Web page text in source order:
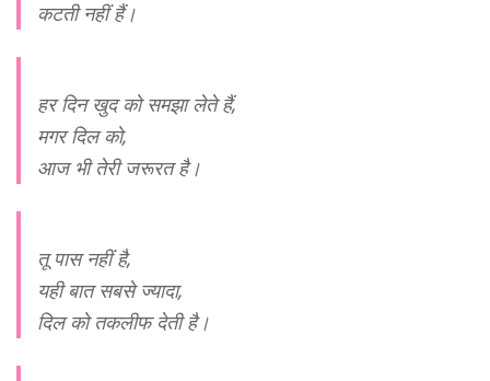
कटती नहीं हैं।
हर दिन खुद को समझा लेते हैं,
मगर दिल को,
आज भी तेरी जरूरत है।
तू पास नहीं है,
यही बात सबसे ज्यादा,
दिल को तकलीफ देती है।